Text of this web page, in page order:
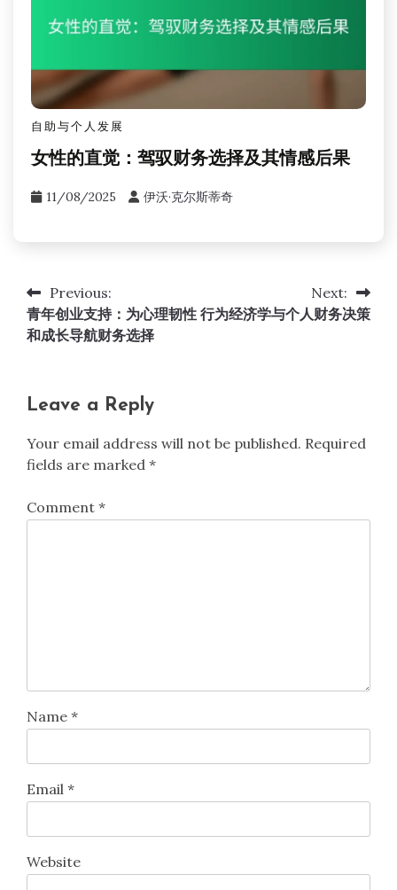
自助与个人发展
女性的直觉：驾驭财务选择及其情感后果
11/08/2025 伊沃·克尔斯蒂奇
Post
navigation
Previous:
青年创业支持：为心理韧性
和成长导航财务选择
Next:
行为经济学与个人财务决策
Leave a Reply
Your email address will not be published. Required
fields are marked *
Comment *
Name *
Email *
Website